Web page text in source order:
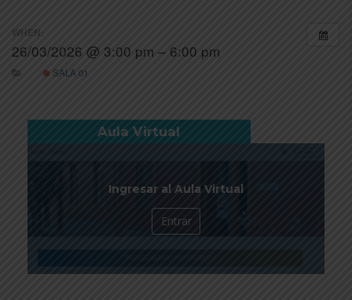
WHEN:
26/03/2026 @ 3:00 pm – 6:00 pm
SALA 01
Aula Virtual
Ingresar al Aula Virtual
Entrar